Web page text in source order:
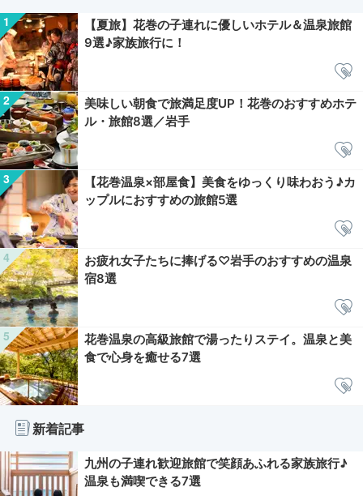
【夏旅】花巻の子連れに優しいホテル＆温泉旅館
9選♪家族旅行に！
美味しい朝食で旅満足度UP！花巻のおすすめホテ
ル・旅館8選／岩手
【花巻温泉×部屋食】美食をゆっくり味わおう♪カ
ップルにおすすめの旅館5選
お疲れ女子たちに捧げる♡岩手のおすすめの温泉
宿8選
花巻温泉の高級旅館で湯ったりステイ。温泉と美
食で心身を癒せる7選
新着記事
九州の子連れ歓迎旅館で笑顔あふれる家族旅行♪
温泉も満喫できる7選